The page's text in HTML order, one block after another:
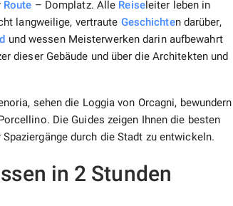
Route – Domplatz. Alle Reiseleiter leben in
langweilige, vertraute Geschichten darüber,
und wessen Meisterwerken darin aufbewahrt
dieser Gebäude und über die Architekten und
sehen die Loggia von Orcagni, bewundern
Die Guides zeigen Ihnen die besten
Spaziergänge durch die Stadt zu entwickeln.
in 2 Stunden